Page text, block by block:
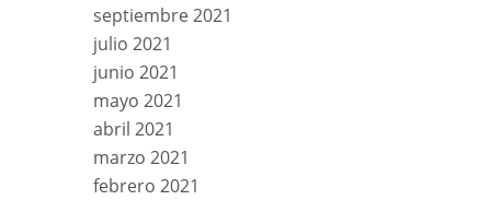
septiembre 2021
julio 2021
junio 2021
mayo 2021
abril 2021
marzo 2021
febrero 2021